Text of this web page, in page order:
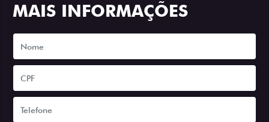
MAIS INFORMAÇÕES